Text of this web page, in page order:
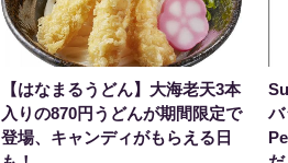
【はなまるうどん】大海老天3本
入りの870円うどんが期間限定で
登場、キャンディがもらえる日
バ